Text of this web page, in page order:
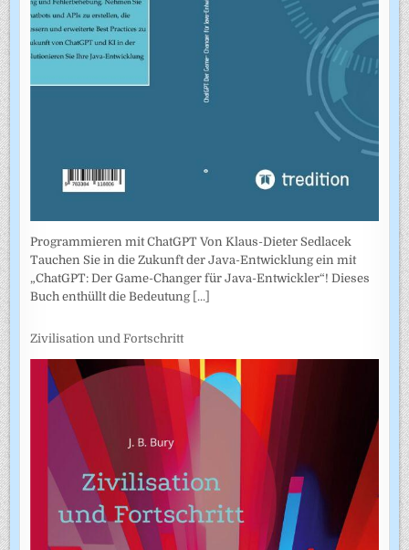
Programmieren mit ChatGPT Von Klaus-Dieter Sedlacek
Tauchen Sie in die Zukunft der Java-Entwicklung ein mit
„ChatGPT: Der Game-Changer für Java-Entwickler“! Dieses
Buch enthüllt die Bedeutung [...]
Zivilisation und Fortschritt